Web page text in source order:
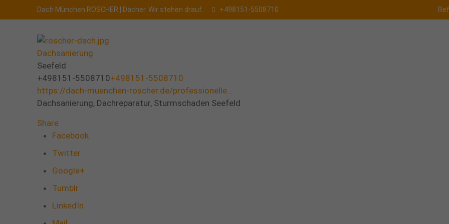
Dach München ROSCHER | Dächer. Wir stehen drauf. +498151-5508710
Dachsanierung
Seefeld
+498151-5508710+498151-5508710
https://dach-muenchen-roscher.de/professionelle...
Dachsanierung, Dachreparatur, Sturmschaden Seefeld
Share
Facebook
Twitter
Google+
Tumblr
LinkedIn